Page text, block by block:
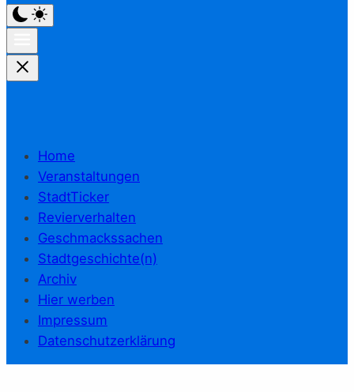
Home
Veranstaltungen
StadtTicker
Revierverhalten
Geschmackssachen
Stadtgeschichte(n)
Archiv
Hier werben
Impressum
Datenschutzerklärung